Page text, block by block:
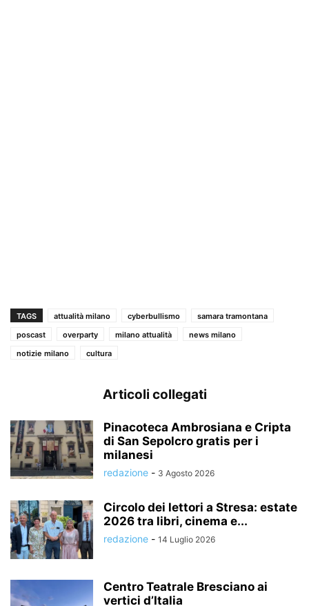
TAGS attualità milano cyberbullismo
samara tramontana
poscast
overparty milano attualità
news milano
notizie milano
cultura
Articoli collegati
Pinacoteca Ambrosiana e Cripta
di San Sepolcro gratis per i
milanesi
redazione - 3 Agosto 2026
Circolo dei lettori a Stresa: estate
2026 tra libri, cinema e...
redazione - 14 Luglio 2026
Centro Teatrale Bresciano ai
vertici d’Italia